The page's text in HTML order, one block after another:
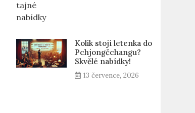
Kolik stojí letenka do
Pchjongčchangu?
Skvělé nabídky!
13 července, 2026